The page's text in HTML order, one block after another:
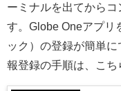
ーミナルを出てから
す。Globe Oneアプリ
ック）の登録が簡単
報登録の手順は、こち